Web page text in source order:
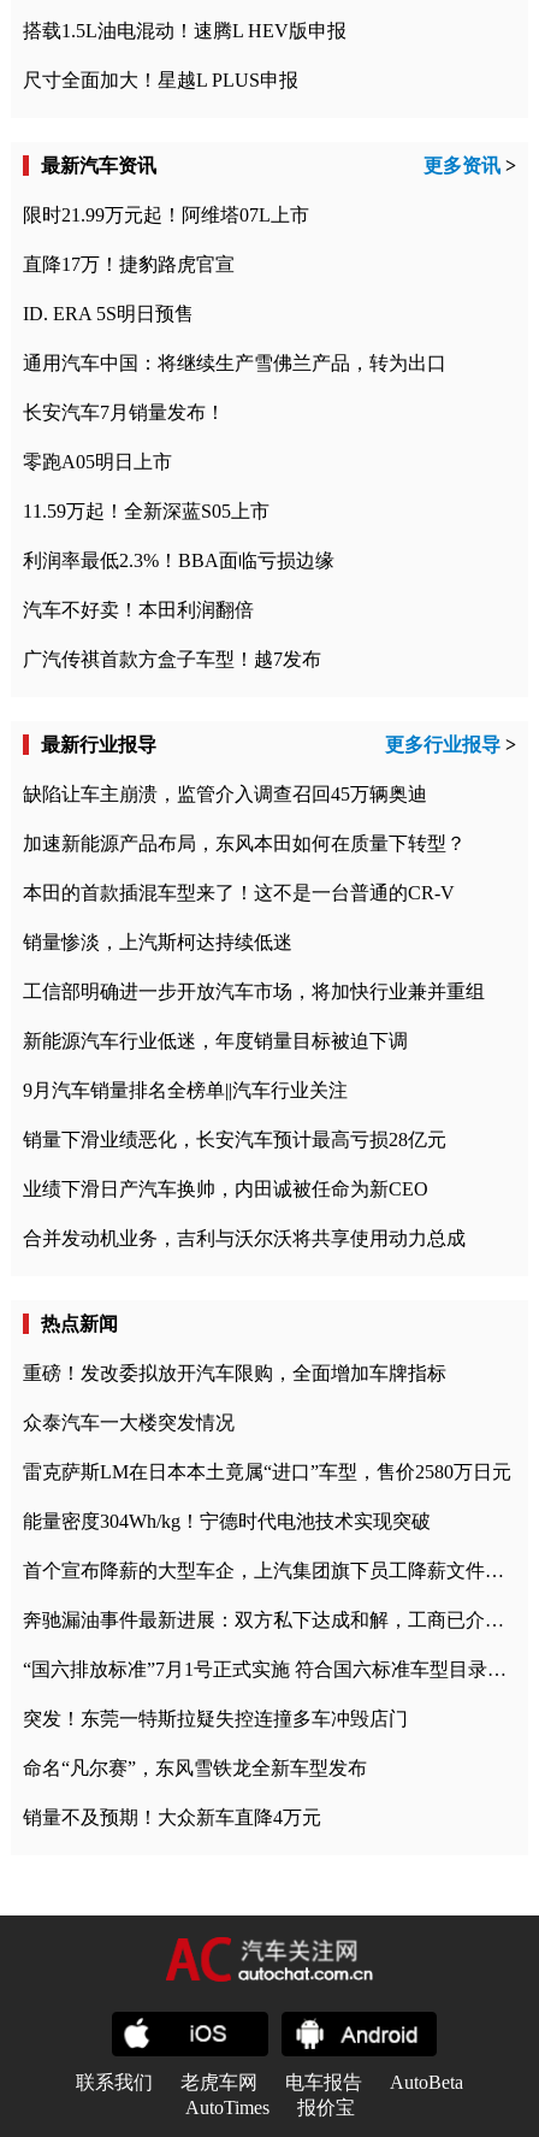
搭载1.5L油电混动！速腾L HEV版申报
尺寸全面加大！星越L PLUS申报
最新汽车资讯 更多资讯 >
限时21.99万元起！阿维塔07L上市
直降17万！捷豹路虎官宣
ID. ERA 5S明日预售
通用汽车中国：将继续生产雪佛兰产品，转为出口
长安汽车7月销量发布！
零跑A05明日上市
11.59万起！全新深蓝S05上市
利润率最低2.3%！BBA面临亏损边缘
汽车不好卖！本田利润翻倍
广汽传祺首款方盒子车型！越7发布
最新行业报导 更多行业报导 >
缺陷让车主崩溃，监管介入调查召回45万辆奥迪
加速新能源产品布局，东风本田如何在质量下转型？
本田的首款插混车型来了！这不是一台普通的CR-V
销量惨淡，上汽斯柯达持续低迷
工信部明确进一步开放汽车市场，将加快行业兼并重组
新能源汽车行业低迷，年度销量目标被迫下调
9月汽车销量排名全榜单||汽车行业关注
销量下滑业绩恶化，长安汽车预计最高亏损28亿元
业绩下滑日产汽车换帅，内田诚被任命为新CEO
合并发动机业务，吉利与沃尔沃将共享使用动力总成
热点新闻
重磅！发改委拟放开汽车限购，全面增加车牌指标
众泰汽车一大楼突发情况
雷克萨斯LM在日本本土竟属“进口”车型，售价2580万日元
能量密度304Wh/kg！宁德时代电池技术实现突破
首个宣布降薪的大型车企，上汽集团旗下员工降薪文件曝光
奔驰漏油事件最新进展：双方私下达成和解，工商已介入调查
“国六排放标准”7月1号正式实施 符合国六标准车型目录一览
突发！东莞一特斯拉疑失控连撞多车冲毁店门
命名“凡尔赛”，东风雪铁龙全新车型发布
销量不及预期！大众新车直降4万元
联系我们 老虎车网 电车报告
AutoBeta
AutoTimes
报价宝